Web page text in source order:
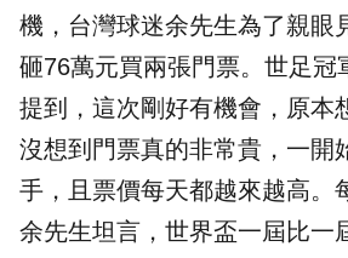
機，台灣球迷余先生為了親眼
砸76萬元買兩張門票。世足冠
提到，這次剛好有機會，原本
沒想到門票真的非常貴，一開
手，且票價每天都越來越高。
余先生坦言，世界盃一屆比一